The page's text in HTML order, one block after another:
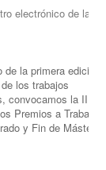
electrónico de la
la primera edición
los trabajos
convocamos la II
Premios a Trabajos
y Fin de Máster.